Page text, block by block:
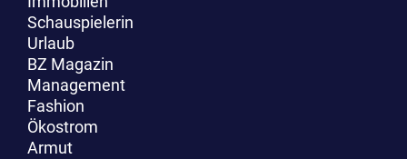
Schauspielerin
Urlaub
BZ Magazin
Management
Fashion
Ökostrom
Armut